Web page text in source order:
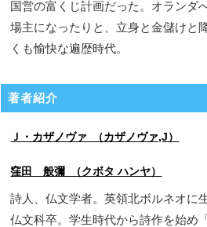
国営の富くじ計画だった。オランダ
場主になったりと、立身と金儲けと
くも愉快な遍歴時代。
著者紹介
Ｊ・カザノヴァ （カザノヴァ,J）
窪田 般彌 （クボタ ハンヤ）
詩人、仏文学者。英領北ボルネオに
仏文科卒。学生時代から詩作を始め